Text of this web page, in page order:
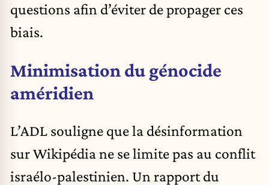
questions afin d’éviter de propager ces
biais.
Minimisation du génocide
améridien
L’ADL souligne que la désinformation
sur Wikipédia ne se limite pas au conflit
israélo-palestinien. Un rapport du